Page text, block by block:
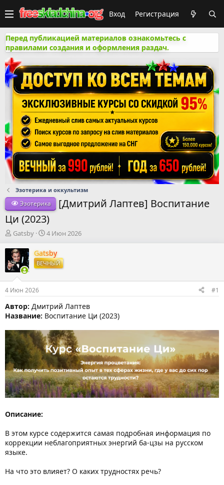
Вход Регистрация
Перед публикацией материалов ознакомьтесь с
правилами создания и оформления раздач.
Эзотерика и оккультизм
Эзотерика
[Дмитрий Лаптев] Воспитание
Ци (2023)
А
т
о
р
т
е
м
ы
Gatsby
Д
т
а
н
а
л
а
4 Июн 2026
Gatsby
ВЕЧНЫЙ
4 Июн 2026 #1
Автор: Дмитрий Лаптев
Название: Воспитание Ци (2023)
Описание:
В этом курсе содержится самая подробная информация по
коррекции неблагоприятных энергий ба-цзы на русском
языке.
На что это влияет? О каких трудностях речь?